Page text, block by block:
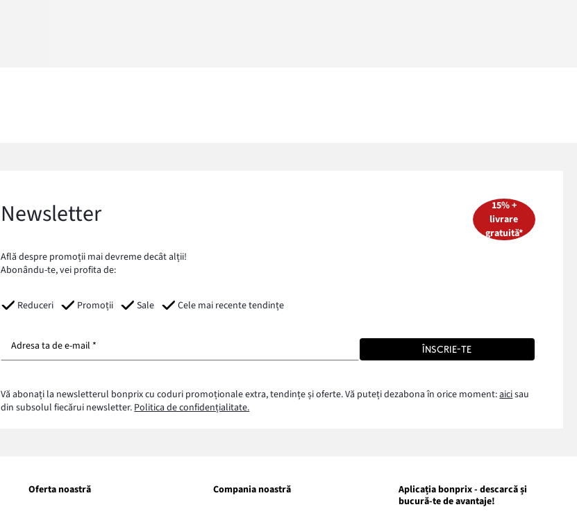
Newsletter
Află despre promoții mai devreme decât alții!
Abonându-te, vei profita de:
Reduceri Promoții Sale Cele mai recente tendințe
15% +
livrare
gratuită*
Adresa ta de e-mail * ÎNSCRIE-TE
Vă abonați la newsletterul bonprix cu coduri promoționale extra, tendințe și oferte. Vă puteți dezabona în orice moment:aicisau
din subsolul fiecărui newsletter. Politica de confidențialitate.
Oferta noastră Compania noastră
Aplicația bonprix - descarcă și
bucură-te de avantaje!